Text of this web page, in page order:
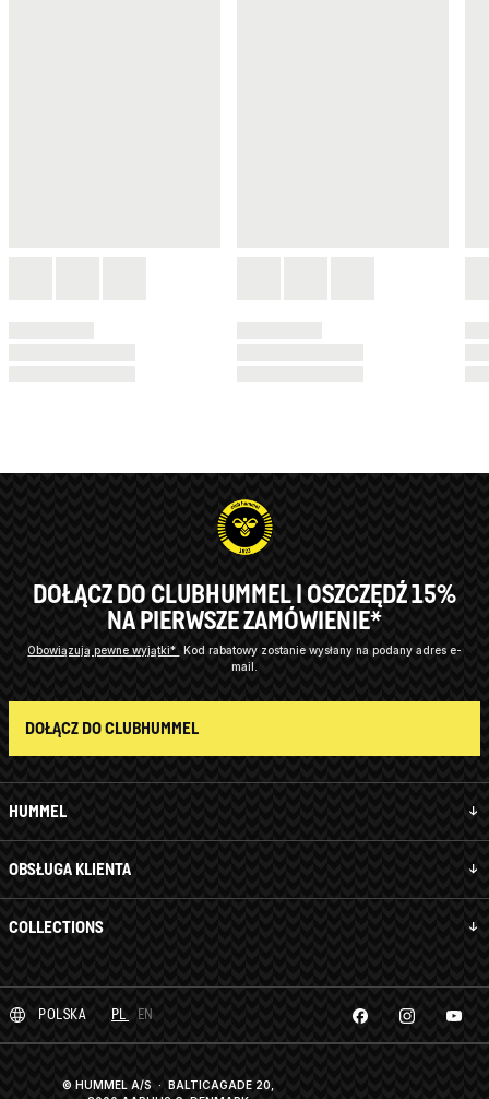
HUMMEL
OBSŁUGA KLIENTA
COLLECTIONS
DOŁĄCZ DO CLUBHUMMEL I OSZCZĘDŹ 15%
NA PIERWSZE ZAMÓWIENIE*
Obowiązują pewne wyjątki*
Kod rabatowy zostanie wysłany na podany adres e-
mail.
DOŁĄCZ DO CLUBHUMMEL
POLSKA PL EN
© HUMMEL A/S · BALTICAGADE 20,